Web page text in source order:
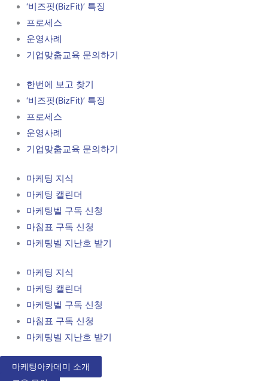
‘비즈핏(BizFit)’ 특징
프로세스
운영사례
기업맞춤교육 문의하기
한번에 보고 찾기
‘비즈핏(BizFit)’ 특징
프로세스
운영사례
기업맞춤교육 문의하기
마케팅 지식
마케팅 캘린더
마케팅벨 구독 신청
마침표 구독 신청
마케팅벨 지난호 받기
마케팅 지식
마케팅 캘린더
마케팅벨 구독 신청
마침표 구독 신청
마케팅벨 지난호 받기
마케팅아카데미 소개